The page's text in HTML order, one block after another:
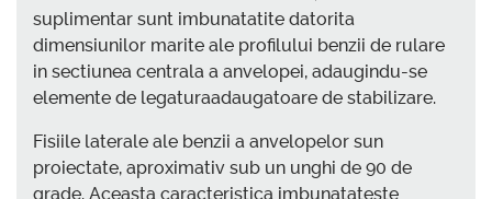
suplimentar sunt imbunatatite datorita
dimensiunilor marite ale profilului benzii de rulare
in sectiunea centrala a anvelopei, adaugindu-se
elemente de legaturaadaugatoare de stabilizare.
Fisiile laterale ale benzii a anvelopelor sun
proiectate, aproximativ sub un unghi de 90 de
grade. Aceasta caracteristica imbunatateste